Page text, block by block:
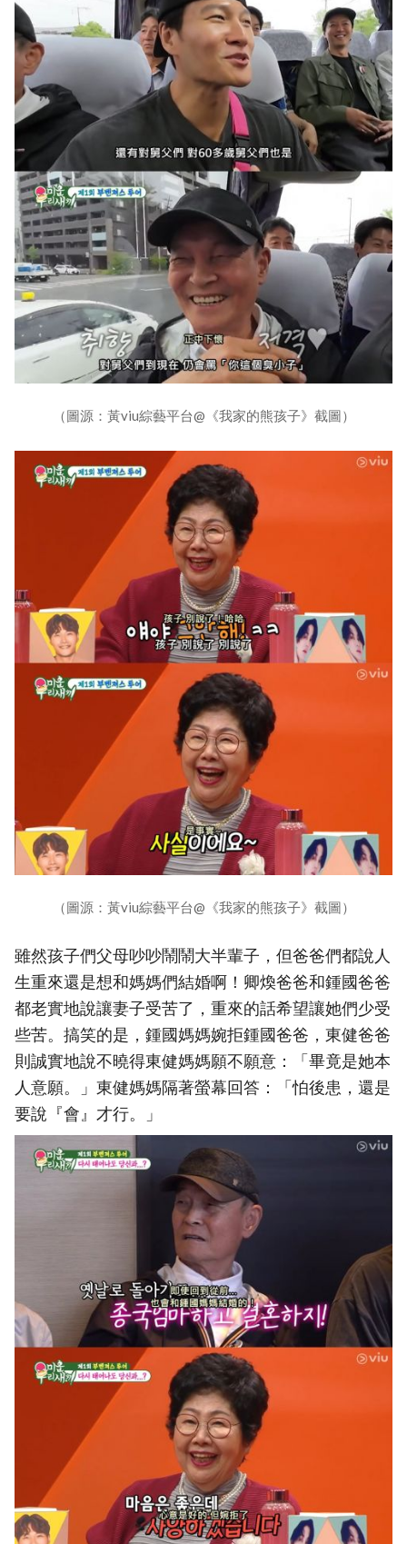
（圖源：黃viu綜藝平台@《我家的熊孩子》截圖）
（圖源：黃viu綜藝平台@《我家的熊孩子》截圖）
雖然孩子們父母吵吵鬧鬧大半輩子，但爸爸們都說人
生重來還是想和媽媽們結婚啊！卿煥爸爸和鍾國爸爸
都老實地說讓妻子受苦了，重來的話希望讓她們少受
些苦。搞笑的是，鍾國媽媽婉拒鍾國爸爸，東健爸爸
則誠實地說不曉得東健媽媽願不願意：「畢竟是她本
人意願。」東健媽媽隔著螢幕回答：「怕後患，還是
要說『會』才行。」